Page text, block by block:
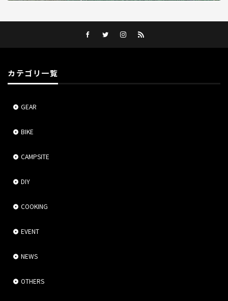
カテゴリ一覧
GEAR
BIKE
CAMPSITE
DIY
COOKING
EVENT
NEWS
OTHERS